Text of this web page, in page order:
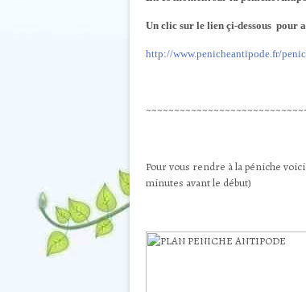
Un clic sur le lien çi-dessous
http://www.penicheantipode.fr/
Pour vous rendre à la péniche
minutes avant le début)